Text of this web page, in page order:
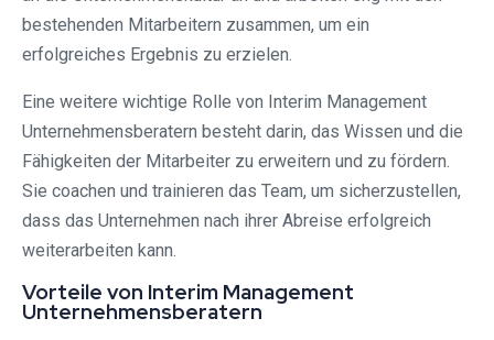
bestehenden Mitarbeitern zusammen, um ein
erfolgreiches Ergebnis zu erzielen.
Eine weitere wichtige Rolle von Interim Management
Unternehmensberatern besteht darin, das Wissen und die
Fähigkeiten der Mitarbeiter zu erweitern und zu fördern.
Sie coachen und trainieren das Team, um sicherzustellen,
dass das Unternehmen nach ihrer Abreise erfolgreich
weiterarbeiten kann.
Vorteile von Interim Management
Unternehmensberatern